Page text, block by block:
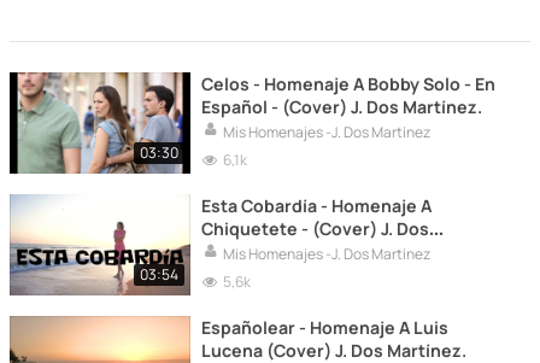
03:30
Celos - Homenaje A Bobby Solo - En
Español - (Cover) J. Dos Martínez.
Mis Homenajes -J. Dos Martínez
6,1k
03:54
Esta Cobardía - Homenaje A
Chiquetete - (Cover) J. Dos
Martínez.
Mis Homenajes -J. Dos Martínez
5,6k
Españolear - Homenaje A Luis
Lucena (Cover) J. Dos Martínez.